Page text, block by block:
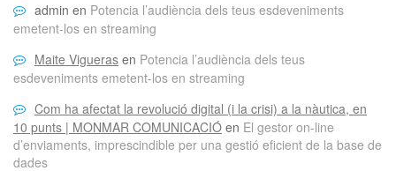
admin en Potencia l’audiència dels teus esdeveniments
emetent-los en streaming
Maite Vigueras en Potencia l’audiència dels teus
esdeveniments emetent-los en streaming
Com ha afectat la revolució digital (i la crisi) a la nàutica, en
10 punts | MONMAR COMUNICACIÓ en El gestor on-line
d’enviaments, imprescindible per una gestió eficient de la base de
dades